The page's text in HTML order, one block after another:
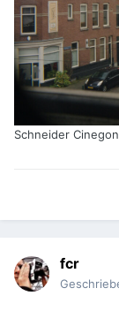
Schneider
fcr